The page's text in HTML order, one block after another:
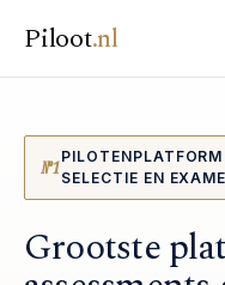
Piloot.nl
№1SELECTIE EN
Grootste